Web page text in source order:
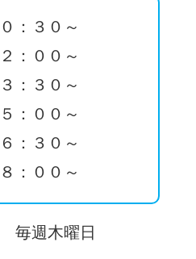
３０～
００～
３０～
００～
３０～
００～
週木曜日